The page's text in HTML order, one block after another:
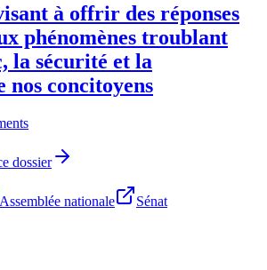
à offrir des réponses
phénomènes troublant
la sécurité et la
concitoyens
dossier
Assemblée nationale Sénat